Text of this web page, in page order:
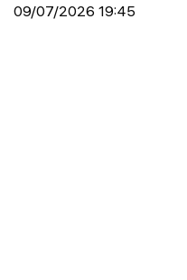
09/07/2026 19:45